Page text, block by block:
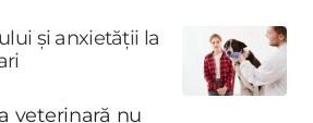
și anxietății la
veterinară nu